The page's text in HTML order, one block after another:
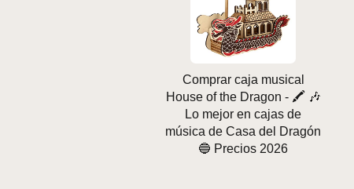
Comprar caja musical
House of the Dragon - 🖍️ 🎶
Lo mejor en cajas de
música de Casa del Dragón
🔵 Precios 2026